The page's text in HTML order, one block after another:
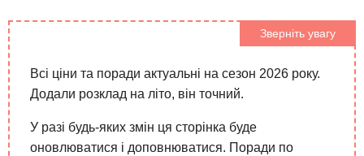
Зверніть увагу
Всі ціни та поради актуальні на сезон 2026 року.
Додали розклад на літо, він точний.
У разі будь-яких змін ця сторінка буде
оновлюватися і доповнюватися. Поради по